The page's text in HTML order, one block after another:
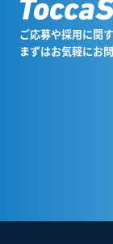
ご応募や採用に関
まずはお気軽にお